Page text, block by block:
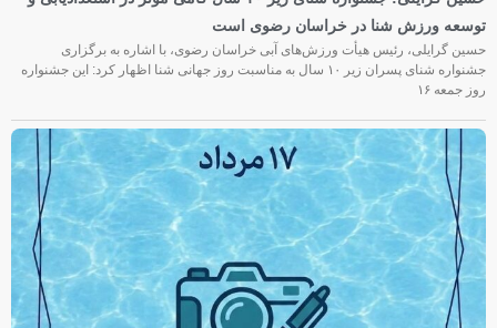
توسعه ورزش شنا در خراسان رضوی است
حسین گرایلی، رئیس هیأت ورزش‌های آبی خراسان رضوی، با اشاره به برگزاری
جشنواره شنای پسران زیر ۱۰ سال به مناسبت روز جهانی شنا اظهار کرد: این جشنواره
روز جمعه‌ ۱۶